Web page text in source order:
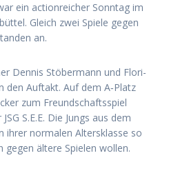
ein action­rei­cher Sonn­tag im
Gleich zwei Spie­le gegen
an.
Den­nis Stö­ber­mann und Flo­ri­
den Auf­takt. Auf dem A‑Platz
zum Freund­schafts­spiel
S.E.E. Die Jungs aus dem
ihrer nor­ma­len Alters­klas­se so
gegen älte­re Spie­len wol­len.